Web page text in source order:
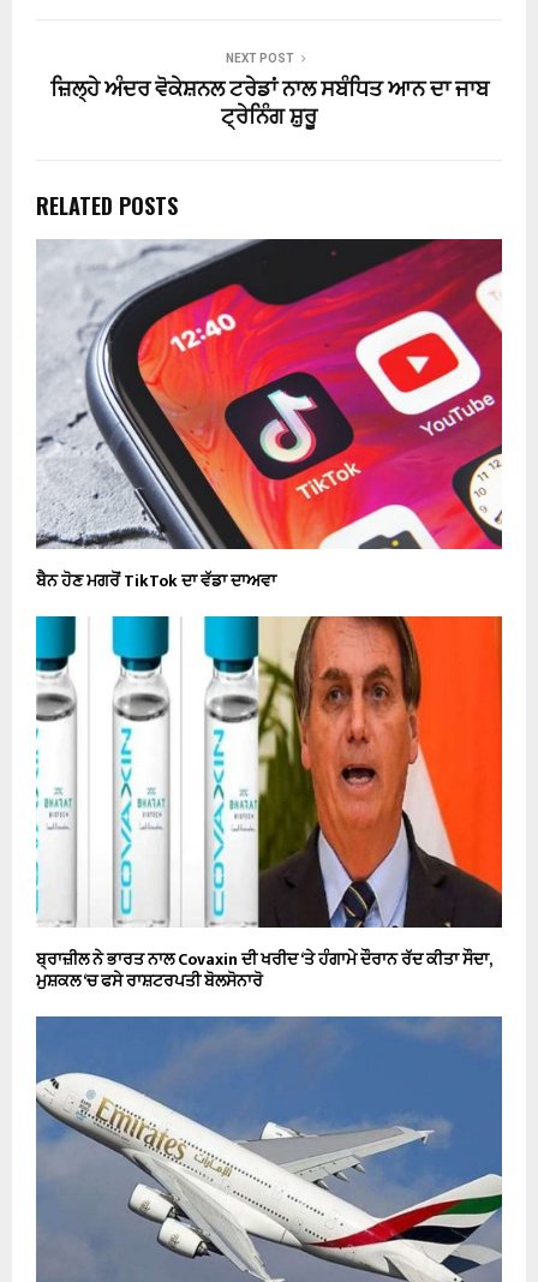
NEXT POST
ਜ਼ਿਲ੍ਹੇ ਅੰਦਰ ਵੋਕੇਸ਼ਨਲ ਟਰੇਡਾਂ ਨਾਲ ਸਬੰਧਿਤ ਆਨ ਦਾ ਜਾਬ
ਟ੍ਰੇਨਿੰਗ ਸ਼ੁਰੂ
RELATED POSTS
ਬੈਨ ਹੋਣ ਮਗਰੋਂ TikTok ਦਾ ਵੱਡਾ ਦਾਅਵਾ
ਬ੍ਰਾਜ਼ੀਲ ਨੇ ਭਾਰਤ ਨਾਲ Covaxin ਦੀ ਖਰੀਦ ‘ਤੇ ਹੰਗਾਮੇ ਦੌਰਾਨ ਰੱਦ ਕੀਤਾ ਸੌਦਾ,
ਮੁਸ਼ਕਲ ‘ਚ ਫਸੇ ਰਾਸ਼ਟਰਪਤੀ ਬੋਲਸੋਨਾਰੋ